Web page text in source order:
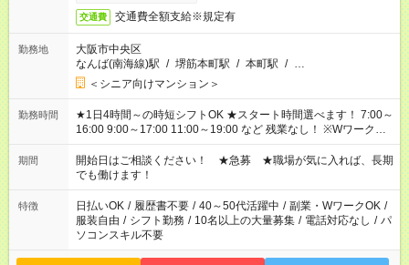
交通費 交通費全額支給※規定有
勤務地
大阪市中央区
なんば(南海線)駅 / 堺筋本町駅 / 本町駅 / …
＜シニア向けマンション＞
勤務時間
★1日4時間～の時短シフトOK ★スタート時間選べます！ 7:00～
16:00 9:00～17:00 11:00～19:00 など 残業なし！ ※Wワークの
場合、他のお仕事と合わせ週40時間超の就業はご案内できませ
ん ※法令に基づき、週20時間以上勤務は社会保険への加入対象
となります ※労働者派遣法（日雇い派遣の原則禁止）により、
短時間・短期間の就業はご案内が難しい場合があります
期間
開始日はご相談ください！ ★急募 ★職場が気に入れば、長期
でも働けます！
特徴 日払いOK / 履歴書不要 / 40～50代活躍中 / 副業・WワークOK /
服装自由 / シフト勤務 / 10名以上の大量募集 / 電話対応なし / パ
ソコンスキル不要